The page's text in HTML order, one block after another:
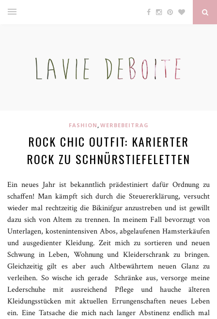
FASHION , WERBEBEITRAG
ROCK CHIC OUTFIT: KARIERTER
ROCK ZU SCHNÜRSTIEFELETTEN
Ein neues Jahr ist bekanntlich prädestiniert dafür Ordnung zu
schaffen! Man kämpft sich durch die Steuererklärung, versucht
wieder mal rechtzeitig die Bikinifgur anzustreben und ist gewillt
dazu sich von Altem zu trennen. In meinem Fall bevorzugt von
Unterlagen, kostenintensiven Abos, abgelaufenen Hamsterkäufen
und ausgedienter Kleidung. Zeit mich zu sortieren und neuen
Schwung in Leben, Wohnung und Kleiderschrank zu bringen.
Gleichzeitig gilt es aber auch Altbewährtem neuen Glanz zu
verleihen. So wische ich gerade Schränke aus, versorge meine
Lederschuhe mit ausreichend Pflege und hauche älteren
Kleidungsstücken mit aktuellen Errungenschaften neues Leben
ein. Eine Tatsache die mich nach langer Abstinenz endlich mal